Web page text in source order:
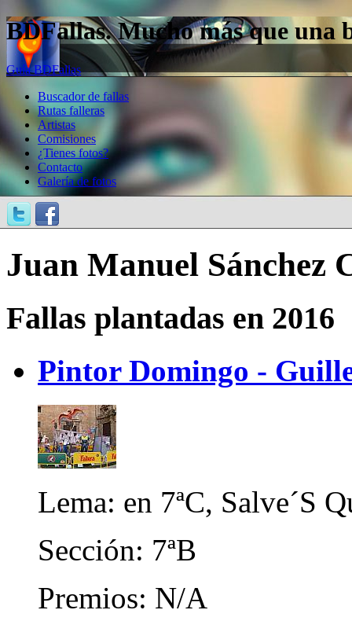
BDFallas. Mucho más que una
Guía BDFallas
Buscador de fallas
Rutas falleras
Artistas
Comisiones
¿Tienes fotos?
Contacto
Galería de fotos
Juan Manuel Sánchez
Fallas plantadas en 2016
Pintor Domingo -
Lema: en 7ªC, Salve´S
Sección: 7ªB
Premios: N/A